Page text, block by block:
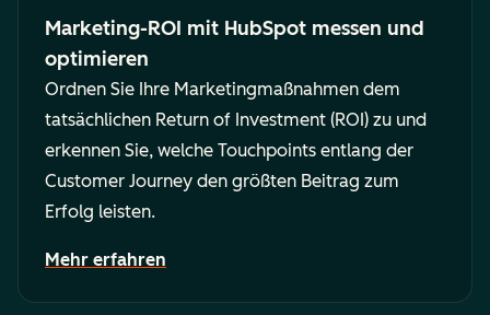
Marketing-ROI mit HubSpot messen und
optimieren
Ordnen Sie Ihre Marketingmaßnahmen dem
tatsächlichen Return of Investment (ROI) zu und
erkennen Sie, welche Touchpoints entlang der
Customer Journey den größten Beitrag zum
Erfolg leisten.
Mehr erfahren